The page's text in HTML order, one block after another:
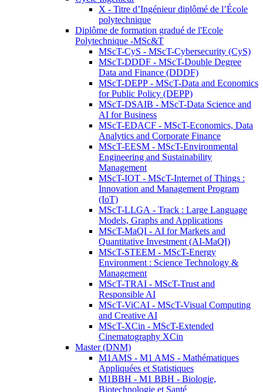
X - Titre d’Ingénieur diplômé de l’École
polytechnique
Diplôme de formation gradué de l'Ecole
Polytechnique -MSc&T
MScT-CyS - MScT-Cybersecurity (CyS)
MScT-DDDF - MScT-Double Degree
Data and Finance (DDDF)
MScT-DEPP - MScT-Data and Economics
for Public Policy (DEPP)
MScT-DSAIB - MScT-Data Science and
AI for Business
MScT-EDACF - MScT-Economics, Data
Analytics and Corporate Finance
MScT-EESM - MScT-Environmental
Engineering and Sustainability
Management
MScT-IOT - MScT-Internet of Things :
Innovation and Management Program
(IoT)
MScT-LLGA - Track : Large Language
Models, Graphs and Applications
MScT-MaQI - AI for Markets and
Quantitative Investment (AI-MaQI)
MScT-STEEM - MScT-Energy
Environment : Science Technology &
Management
MScT-TRAI - MScT-Trust and
Responsible AI
MScT-ViCAI - MScT-Visual Computing
and Creative AI
MScT-XCin - MScT-Extended
Cinematography XCin
Master (DNM)
M1AMS - M1 AMS - Mathématiques
Appliquées et Statistiques
M1BBH - M1 BBH - Biologie,
Biotechnologie et Santé